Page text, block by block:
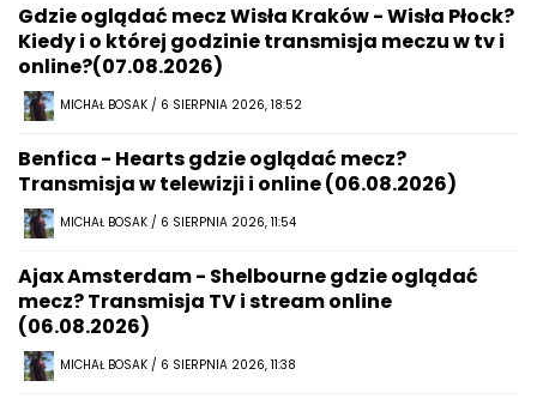
Gdzie oglądać mecz Wisła Kraków - Wisła Płock?
Kiedy i o której godzinie transmisja meczu w tv i
online?(07.08.2026)
MICHAŁ BOSAK / 6 SIERPNIA 2026, 18:52
Benfica - Hearts gdzie oglądać mecz?
Transmisja w telewizji i online (06.08.2026)
MICHAŁ BOSAK / 6 SIERPNIA 2026, 11:54
Ajax Amsterdam - Shelbourne gdzie oglądać
mecz? Transmisja TV i stream online
(06.08.2026)
MICHAŁ BOSAK / 6 SIERPNIA 2026, 11:38